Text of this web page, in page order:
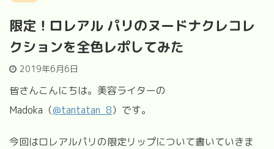
限定！ロレアル パリのヌードナクレコレ
クションを全色レポしてみた
2019年6月6日
皆さんこんにちは。美容ライターの
Madoka（@tantatan_8） です。
今回はロレアルパリの限定リップについて書いていきま